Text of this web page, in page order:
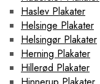
Haslev Plakater
Helsinge Plakater
Helsingør Plakater
Herning Plakater
Hillerød Plakater